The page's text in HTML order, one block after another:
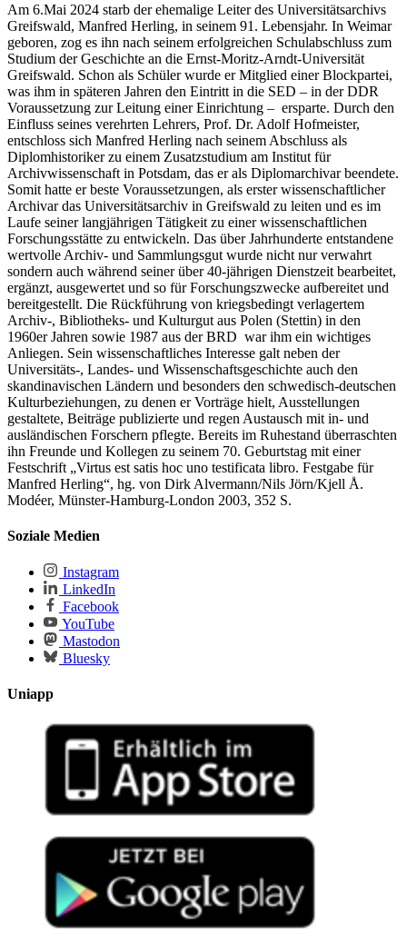
Am 6.Mai 2024 starb der ehemalige Leiter des Universitätsarchivs
Greifswald, Manfred Herling, in seinem 91. Lebensjahr. In Weimar
geboren, zog es ihn nach seinem erfolgreichen Schulabschluss zum
Studium der Geschichte an die Ernst-Moritz-Arndt-Universität
Greifswald. Schon als Schüler wurde er Mitglied einer Blockpartei,
was ihm in späteren Jahren den Eintritt in die SED – in der DDR
Voraussetzung zur Leitung einer Einrichtung – ersparte. Durch den
Einfluss seines verehrten Lehrers, Prof. Dr. Adolf Hofmeister,
entschloss sich Manfred Herling nach seinem Abschluss als
Diplomhistoriker zu einem Zusatzstudium am Institut für
Archivwissenschaft in Potsdam, das er als Diplomarchivar beendete.
Somit hatte er beste Voraussetzungen, als erster wissenschaftlicher
Archivar das Universitätsarchiv in Greifswald zu leiten und es im
Laufe seiner langjährigen Tätigkeit zu einer wissenschaftlichen
Forschungsstätte zu entwickeln. Das über Jahrhunderte entstandene
wertvolle Archiv- und Sammlungsgut wurde nicht nur verwahrt
sondern auch während seiner über 40-jährigen Dienstzeit bearbeitet,
ergänzt, ausgewertet und so für Forschungszwecke aufbereitet und
bereitgestellt. Die Rückführung von kriegsbedingt verlagertem
Archiv-, Bibliotheks- und Kulturgut aus Polen (Stettin) in den
1960er Jahren sowie 1987 aus der BRD war ihm ein wichtiges
Anliegen. Sein wissenschaftliches Interesse galt neben der
Universitäts-, Landes- und Wissenschaftsgeschichte auch den
skandinavischen Ländern und besonders den schwedisch-deutschen
Kulturbeziehungen, zu denen er Vorträge hielt, Ausstellungen
gestaltete, Beiträge publizierte und regen Austausch mit in- und
ausländischen Forschern pflegte. Bereits im Ruhestand überraschten
ihn Freunde und Kollegen zu seinem 70. Geburtstag mit einer
Festschrift „Virtus est satis hoc uno testificata libro. Festgabe für
Manfred Herling“, hg. von Dirk Alvermann/Nils Jörn/Kjell Å.
Modéer, Münster-Hamburg-London 2003, 352 S.
Soziale Medien
Instagram
LinkedIn
Facebook
YouTube
Mastodon
Bluesky
Uniapp